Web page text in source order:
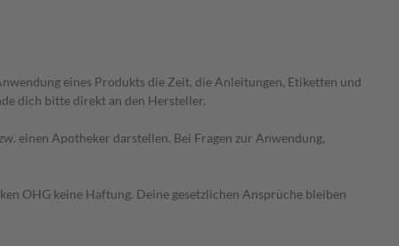
eines Produkts die Zeit, die Anleitungen, Etiketten und
dich bitte direkt an den Hersteller.
einen Apotheker darstellen. Bei Fragen zur Anwendung,
OHG keine Haftung. Deine gesetzlichen Ansprüche bleiben